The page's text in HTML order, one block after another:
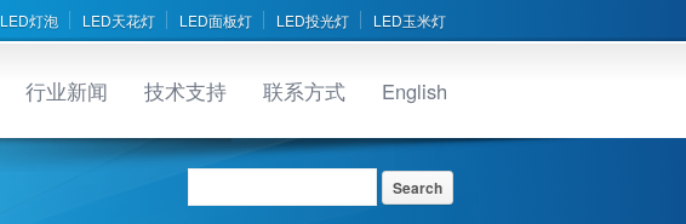
LED灯泡 LED天花灯 LED面板灯 LED投光灯 LED玉米灯
行业新闻 技术支持 联系方式 English